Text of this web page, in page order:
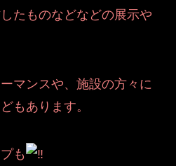
たものなどなどの展示や
マンスや、施設の方々に
もあります。
も